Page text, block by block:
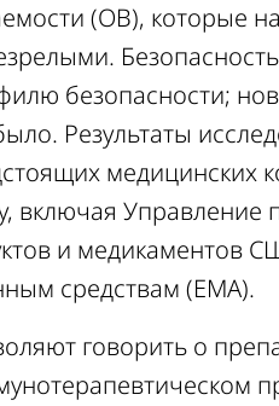
(ОВ), которые
безопасности;
Результаты
медицинских
включая Управление
и медикаментов
средствам (EMA).
говорить о